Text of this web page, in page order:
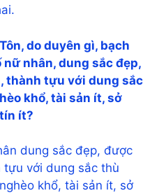
do duyên gì, bạch
nữ nhân, dung sắc đẹp,
thành tựu với dung sắc
khổ, tài sản ít, sở
ít?
dung sắc đẹp, được
với dung sắc thù
khổ, tài sản ít, sở